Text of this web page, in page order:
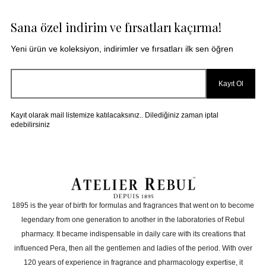
Ürün kutulu mu?
Kadınlar için uygun mu?
Hediye paketi var mı?
aldım ve çok beğeniyorum, hediye testerler için de
Ö** M** | 06.05.2025 |
İremataerden görerek almıştım bu ikinci alışım çok
güzel kokuyor boyutu sayesindede minik çantama
mukemmel. mis mis... me de olsa koklu firma. rebul
kolonyalariyla buyudum.
Sana özel indirim ve fırsatları kaçırma!
Yeni ürün ve koleksiyon, indirimler ve fırsatları ilk sen öğren
Kayıt Ol
Kayıt olarak mail listemize katılacaksınız.. Dilediğiniz zaman iptal
edebilirsiniz
1895 is the year of birth for formulas and fragrances that went on to become
legendary from one generation to another in the laboratories of Rebul
pharmacy. It became indispensable in daily care with its creations that
influenced Pera, then all the gentlemen and ladies of the period. With over
120 years of experience in fragrance and pharmacology expertise, it